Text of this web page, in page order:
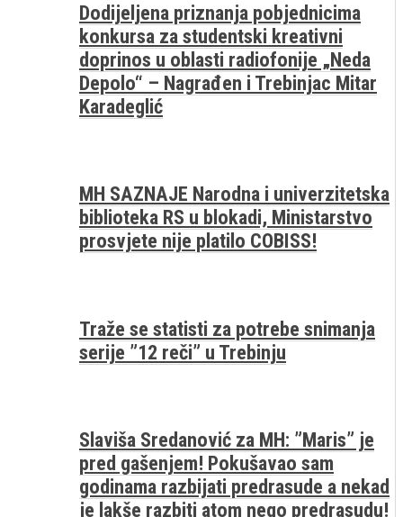
Dodijeljena priznanja pobjednicima
konkursa za studentski kreativni
doprinos u oblasti radiofonije „Neda
Depolo“ – Nagrađen i Trebinjac Mitar
Karadeglić
MH SAZNAJE Narodna i univerzitetska
biblioteka RS u blokadi, Ministarstvo
prosvjete nije platilo COBISS!
Traže se statisti za potrebe snimanja
serije ”12 reči” u Trebinju
Slaviša Sredanović za MH: ”Maris” je
pred gašenjem! Pokušavao sam
godinama razbijati predrasude a nekad
je lakše razbiti atom nego predrasudu!